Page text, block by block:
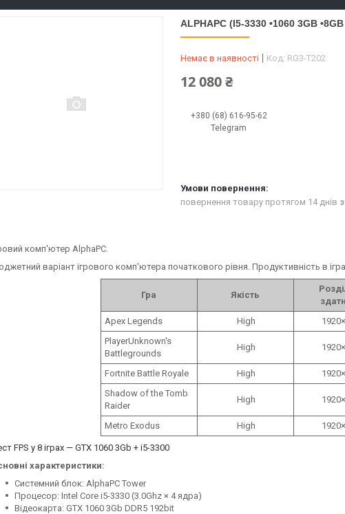
ALPHAPC (I5-3330 •1060 3GB
Немає в наявності Код: RG3-T202
12 080 ₴
+380 (68) 616-95-62
Telegram
повернення товару протягом 14 днів
комп'ютер AlphaPC.
варіант ігрового комп'ютера початкового рівня. Продуктивність в
Гра Якість
Apex Legends
High
PlayerUnknown's
Battlegrounds
High
Fortnite Battle Royale High
Shadow of the Tomb
Raider
High
Metro Exodus High
FPS у 8 іграх — GTX 1060 3Gb + i5-3300
характеристики:
Системний блок: AlphaPC Tower
Процесор: Intel Core i5-3330 (3.0Ghz × 4 ядра)
Відеокарта: GTX 1060 3Gb DDR5 192bit